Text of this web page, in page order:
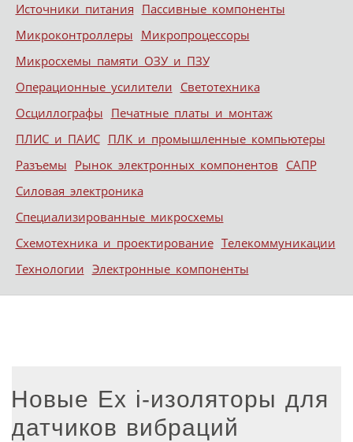
Источники питания Пассивные компоненты
Микроконтроллеры Микропроцессоры
Микросхемы памяти ОЗУ и ПЗУ
Операционные усилители Светотехника
Осциллографы Печатные платы и монтаж
ПЛИС и ПАИС ПЛК и промышленные компьютеры
Разъемы Рынок электронных компонентов САПР
Силовая электроника
Специализированные микросхемы
Схемотехника и проектирование Телекоммуникации
Технологии Электронные компоненты
Новые Ex i-изоляторы для
датчиков вибраций